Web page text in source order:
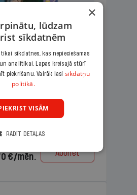
IR + LASIS
– aizraujošs
un analītiska
€/mēn. Abonēt
×
lūdzam
sīkdatnēm
sīkdatnes, kas nepieciešamas
analītikai. Lapas kreisajā stūrī
piekrišanu. Vairāk lasi sīkdatņu
politikā.
VISĀM
RĀDĪT DETAĻAS